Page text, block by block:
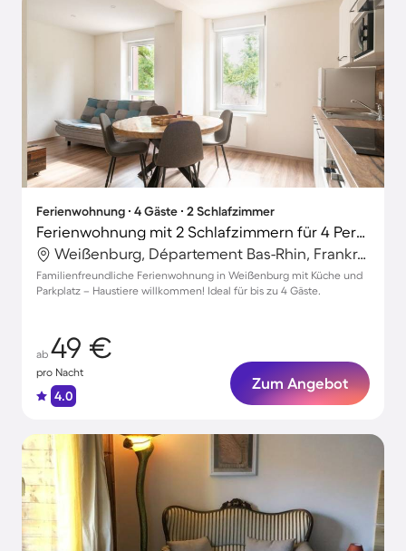
Ferienwohnung ∙ 4 Gäste ∙ 2 Schlafzimmer
Ferienwohnung mit 2 Schlafzimmern für 4 Personen
Weißenburg, Département Bas-Rhin, Frankreich
Familienfreundliche Ferienwohnung in Weißenburg mit Küche und
Parkplatz – Haustiere willkommen! Ideal für bis zu 4 Gäste.
ab 49 €
pro Nacht
4.0
Zum Angebot